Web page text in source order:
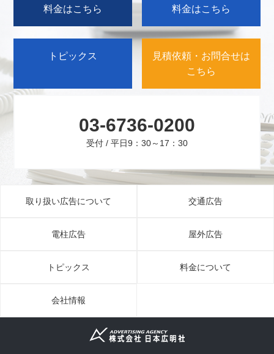
料金はこちら
料金はこちら
トピックス
見積依頼・お問合せは
こちら
03-6736-0200
受付 / 平日9：30～17：30
取り扱い広告について 交通広告
電柱広告 屋外広告
トピックス 料金について
会社情報